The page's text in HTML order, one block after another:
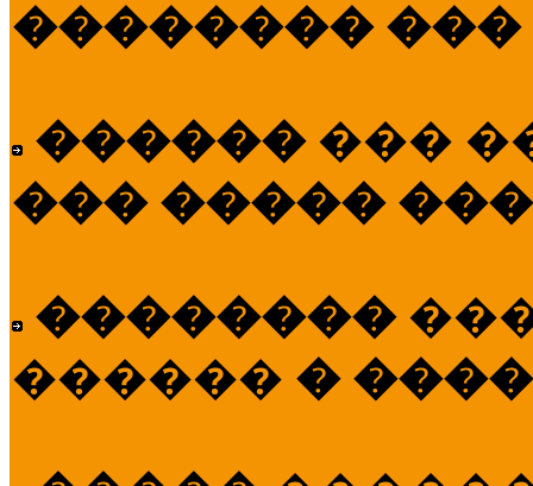
�������� ���
������ ���
��� �����
��������
������ �